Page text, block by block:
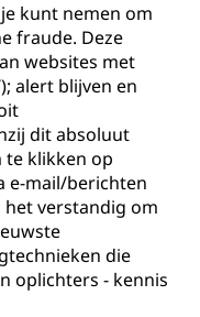
kunt nemen om
fraude. Deze
websites met
alert blijven en
dit absoluut
te klikken op
e-mail/berichten
verstandig om
die
oplichters - kennis